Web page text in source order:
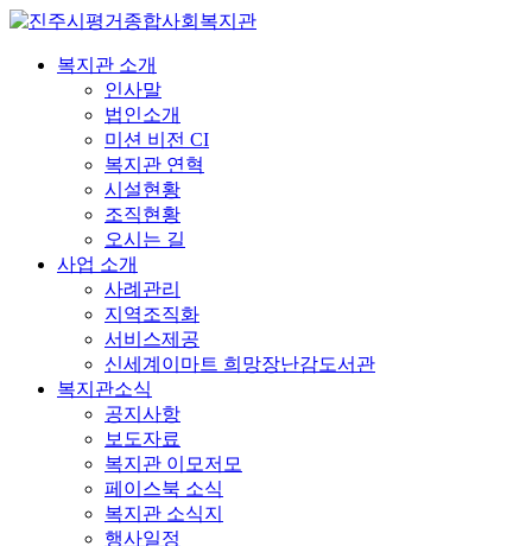
복지관 소개
인사말
법인소개
미션 비전 CI
복지관 연혁
시설현황
조직현황
오시는 길
사업 소개
사례관리
지역조직화
서비스제공
신세계이마트 희망장난감도서관
복지관소식
공지사항
보도자료
복지관 이모저모
페이스북 소식
복지관 소식지
행사일정